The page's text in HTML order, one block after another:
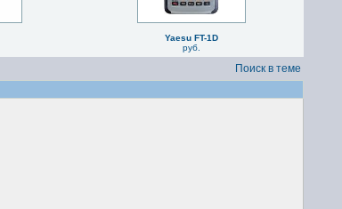
Yaesu FT-1D
руб.
Поиск в теме